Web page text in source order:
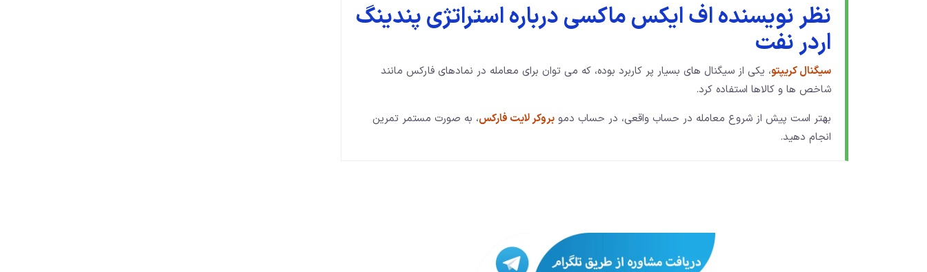
نظر نویسنده اف ایکس ماکسی درباره استراتژی پندینگ
اردر نفت
سیگنال کریپتو، یکی از سیگنال های بسیار پر کاربرد بوده، که می توان برای معامله در نمادهای فارکس مانند
شاخص ها و کالاها استفاده کرد.
بهتر است پیش از شروع معامله در حساب واقعی، در حساب دمو بروکر لایت فارکس، به صورت مستمر تمرین
انجام دهید.